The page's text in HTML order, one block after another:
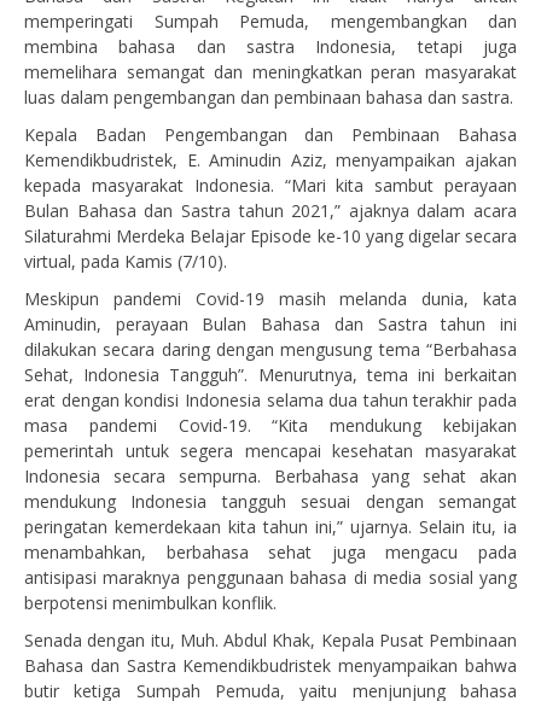
memperingati Sumpah Pemuda, mengembangkan dan
membina bahasa dan sastra Indonesia, tetapi juga
memelihara semangat dan meningkatkan peran masyarakat
luas dalam pengembangan dan pembinaan bahasa dan sastra.
Kepala Badan Pengembangan dan Pembinaan Bahasa
Kemendikbudristek, E. Aminudin Aziz, menyampaikan ajakan
kepada masyarakat Indonesia. “Mari kita sambut perayaan
Bulan Bahasa dan Sastra tahun 2021,” ajaknya dalam acara
Silaturahmi Merdeka Belajar Episode ke-10 yang digelar secara
virtual, pada Kamis (7/10).
Meskipun pandemi Covid-19 masih melanda dunia, kata
Aminudin, perayaan Bulan Bahasa dan Sastra tahun ini
dilakukan secara daring dengan mengusung tema “Berbahasa
Sehat, Indonesia Tangguh”. Menurutnya, tema ini berkaitan
erat dengan kondisi Indonesia selama dua tahun terakhir pada
masa pandemi Covid-19. “Kita mendukung kebijakan
pemerintah untuk segera mencapai kesehatan masyarakat
Indonesia secara sempurna. Berbahasa yang sehat akan
mendukung Indonesia tangguh sesuai dengan semangat
peringatan kemerdekaan kita tahun ini,” ujarnya. Selain itu, ia
menambahkan, berbahasa sehat juga mengacu pada
antisipasi maraknya penggunaan bahasa di media sosial yang
berpotensi menimbulkan konflik.
Senada dengan itu, Muh. Abdul Khak, Kepala Pusat Pembinaan
Bahasa dan Sastra Kemendikbudristek menyampaikan bahwa
butir ketiga Sumpah Pemuda, yaitu menjunjung bahasa